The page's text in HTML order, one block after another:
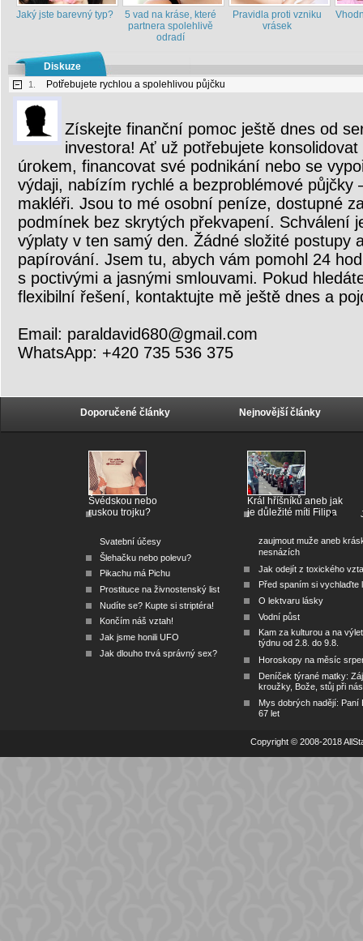
Jaký jste barevný typ?
5 vad na kráse, které
partnera spolehlivě
odradí
Pravidla proti vzniku
vrásek
Diskuze
1. Potřebujete rychlou a spolehlivou půjčku
Získejte finanční pomoc ještě dnes od
investora! Ať už potřebujete
úrokem, financovat své podnikání nebo se
výdaji, nabízím rychlé a bezproblémové půjčky
makléři. Jsou to mé osobní peníze, dostupné
podmínek bez skrytých překvapení. Schválení
výplaty v ten samý den. Žádné složité postupy
papírování. Jsem tu, abych vám pomohl 24
s poctivými a jasnými smlouvami. Pokud
flexibilní řešení, kontaktujte mě ještě dnes a
Email: paraldavid680@gmail.com
WhatsApp: +420 735 536 375
Doporučené články
Švédskou nebo
ruskou trojku?
Svatební účesy
Šlehačku nebo polevu?
Pikachu má Pichu
Prostituce na živnostenský list
Nudíte se? Kupte si striptéra!
Končím náš vztah!
Jak jsme honili UFO
Jak dlouho trvá správný sex?
Nejnovější články
Král hříšníků aneb jak
je důležité míti Filipa
zaujmout muže aneb
nesnázích
Jak odejít z toxického
Před spaním si vychlaďte
O lektvaru lásky
Vodní půst
Kam za kulturou a na
týdnu od 2.8. do 9.8.
Horoskopy na měsíc
Deníček týrané matky:
kroužky, Bože, stůj při nás
Mys dobrých nadějí: Paní
67 let
Copyright © 2008-2018